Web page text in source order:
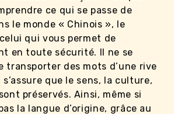
ce qui se passe de
le monde « Chinois », le
qui vous permet de
en toute sécurité. Il ne se
transporter des mots d’une rive
s’assure que le sens, la culture,
préservés. Ainsi, même si
la langue d’origine, grâce au